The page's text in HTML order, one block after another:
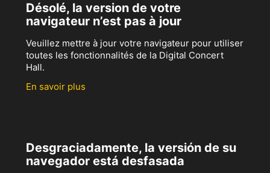
Désolé, la version de votre
navigateur n’est pas à jour
Veuillez mettre à jour votre navigateur pour utiliser
toutes les fonctionnalités de la Digital Concert
Hall.
En savoir plus
Desgraciadamente, la versión de su
navegador está desfasada